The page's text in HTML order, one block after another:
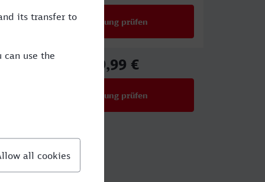
Verbindung prüfen
49,99 €
Verbindung prüfen